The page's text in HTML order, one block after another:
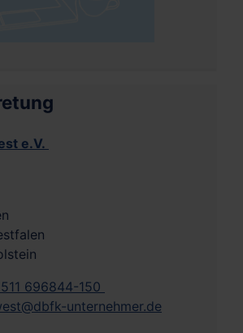
e.V.
696844-150
unternehmer.de